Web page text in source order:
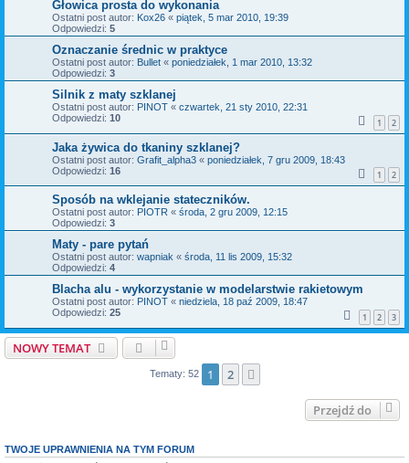
Głowica prosta do wykonania
Ostatni post autor: Kox26 « piątek, 5 mar 2010, 19:39
Odpowiedzi: 5
Oznaczanie średnic w praktyce
Ostatni post autor: Bullet « poniedziałek, 1 mar 2010, 13:32
Odpowiedzi: 3
Silnik z maty szklanej
Ostatni post autor: PINOT « czwartek, 21 sty 2010, 22:31
Odpowiedzi: 10 1 2
Jaka żywica do tkaniny szklanej?
Ostatni post autor: Grafit_alpha3 « poniedziałek, 7 gru 2009, 18:43
Odpowiedzi: 16 1 2
Sposób na wklejanie stateczników.
Ostatni post autor: PIOTR « środa, 2 gru 2009, 12:15
Odpowiedzi: 3
Maty - pare pytań
Ostatni post autor: wapniak « środa, 11 lis 2009, 15:32
Odpowiedzi: 4
Blacha alu - wykorzystanie w modelarstwie rakietowym
Ostatni post autor: PINOT « niedziela, 18 paź 2009, 18:47
Odpowiedzi: 25 1 2 3
NOWY TEMAT
Tematy: 52 1 2
Przejdź do
TWOJE UPRAWNIENIA NA TYM FORUM